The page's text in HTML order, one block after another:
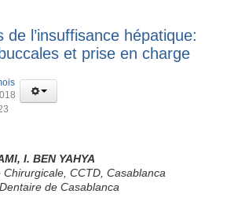
de l’insuffisance hépatique:
et prise en charge
I. BEN YAHYA
Chirurgicale, CCTD, Casablanca
de Casablanca